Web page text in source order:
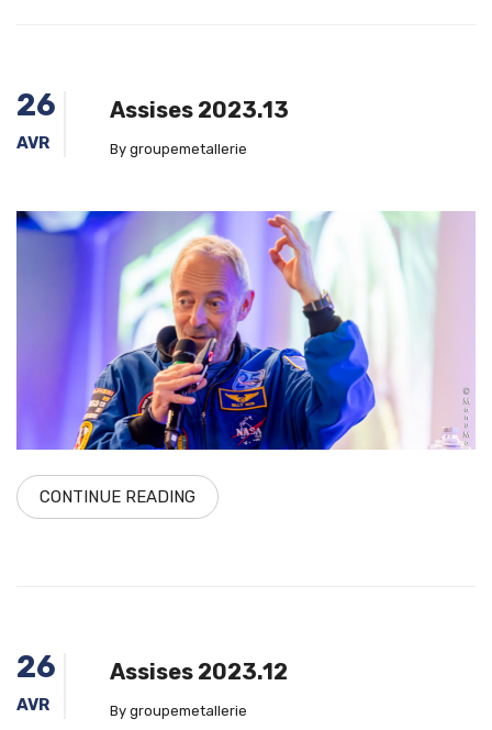
26
AVR
Assises 2023.13
By groupemetallerie
CONTINUE READING
26
AVR
Assises 2023.12
By groupemetallerie